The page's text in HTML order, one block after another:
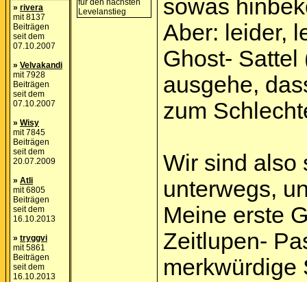
» rivera
mit 8137
Beiträgen
seit dem
07.10.2007
» Velvakandi
mit 7928
Beiträgen
seit dem
07.10.2007
» Wisy
mit 7845
Beiträgen
seit dem
20.07.2009
» Atli
mit 6805
Beiträgen
seit dem
16.10.2013
» tryggvi
mit 5861
Beiträgen
seit dem
16.10.2013
sowas
Aber: leider,
Ghost- Sattel
ausgehe,
zum
Wir sind also
unterwegs,
Meine erste
Zeitlupen-
merkwürdige